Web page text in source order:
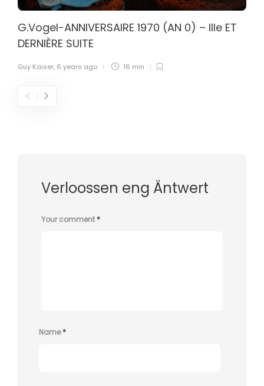
G.Vogel-ANNIVERSAIRE 1970 (AN 0) – IIIe ET
DERNIÈRE SUITE
Guy Kaiser, 6 years ago 16 min
Verloossen eng Äntwert
Your comment*
Name*